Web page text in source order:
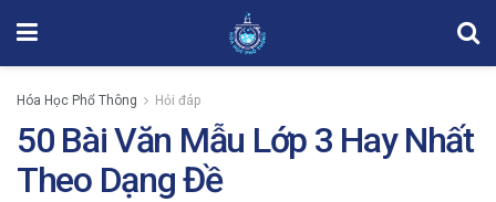
Hóa Học Phổ Thông Hỏi đáp
50 Bài Văn Mẫu Lớp 3 Hay Nhất
Theo Dạng Đề